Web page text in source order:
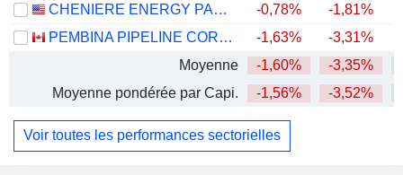
CHENIERE ENERGY PARTNERS, L.P.
-0,78% -1,81%
PEMBINA PIPELINE CORPORATION
-1,63% -3,31%
Moyenne
-1,60% -3,35%
Moyenne pondérée par Capi.
-1,56% -3,52%
Voir toutes les performances sectorielles